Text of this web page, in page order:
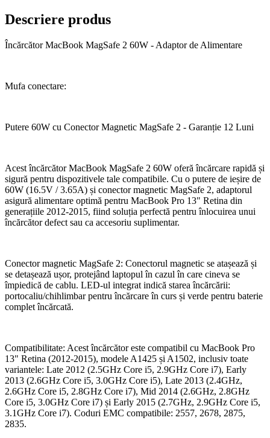
Descriere produs
Încărcător MacBook MagSafe 2 60W - Adaptor de Alimentare
Mufa conectare:
Putere 60W cu Conector Magnetic MagSafe 2 - Garanție 12 Luni
Acest încărcător MacBook MagSafe 2 60W oferă încărcare rapidă și
sigură pentru dispozitivele tale compatibile. Cu o putere de ieșire de
60W (16.5V / 3.65A) și conector magnetic MagSafe 2, adaptorul
asigură alimentare optimă pentru MacBook Pro 13" Retina din
generațiile 2012-2015, fiind soluția perfectă pentru înlocuirea unui
încărcător defect sau ca accesoriu suplimentar.
Conector magnetic MagSafe 2: Conectorul magnetic se atașează și
se detașează ușor, protejând laptopul în cazul în care cineva se
împiedică de cablu. LED-ul integrat indică starea încărcării:
portocaliu/chihlimbar pentru încărcare în curs și verde pentru baterie
complet încărcată.
Compatibilitate: Acest încărcător este compatibil cu MacBook Pro
13" Retina (2012-2015), modele A1425 și A1502, inclusiv toate
variantele: Late 2012 (2.5GHz Core i5, 2.9GHz Core i7), Early
2013 (2.6GHz Core i5, 3.0GHz Core i5), Late 2013 (2.4GHz,
2.6GHz Core i5, 2.8GHz Core i7), Mid 2014 (2.6GHz, 2.8GHz
Core i5, 3.0GHz Core i7) și Early 2015 (2.7GHz, 2.9GHz Core i5,
3.1GHz Core i7). Coduri EMC compatibile: 2557, 2678, 2875,
2835.